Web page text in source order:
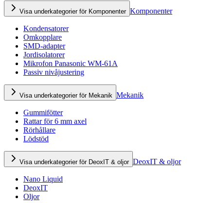
Visa underkategorier för Komponenter Komponenter
Kondensatorer
Omkopplare
SMD-adapter
Jordisolatorer
Mikrofon Panasonic WM-61A
Passiv nivåjustering
Visa underkategorier för Mekanik Mekanik
Gummifötter
Rattar för 6 mm axel
Rörhållare
Lödstöd
Visa underkategorier för DeoxIT & oljor DeoxIT & oljor
Nano Liquid
DeoxIT
Oljor